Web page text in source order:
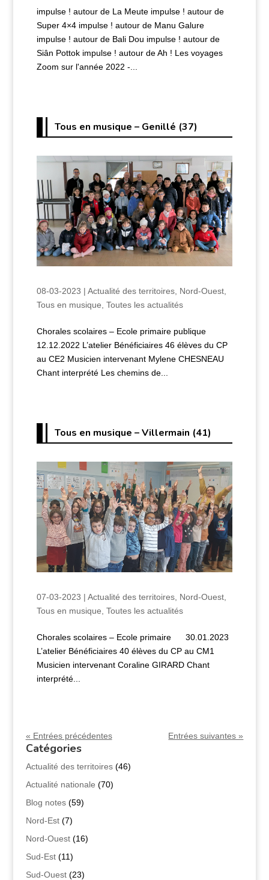
impulse ! autour de La Meute impulse ! autour de
Super 4×4 impulse ! autour de Manu Galure
impulse ! autour de Bali Dou impulse ! autour de
Siân Pottok impulse ! autour de Ah ! Les voyages
Zoom sur l'année 2022 -...
Tous en musique – Genillé (37)
08-03-2023 | Actualité des territoires, Nord-Ouest,
Tous en musique Toutes les actualités
Chorales scolaires – Ecole primaire publique
12.12.2022 L’atelier Bénéficiaires 46 élèves du CP
au CE2 Musicien intervenant Mylene CHESNEAU
Chant interprété Les chemins de...
Tous en musique – Villermain (41)
07-03-2023 | Actualité des territoires, Nord-Ouest,
Tous en musique Toutes les actualités
Chorales scolaires – Ecole primaire 30.01.2023
L’atelier Bénéficiaires 40 élèves du CP au CM1
Musicien intervenant Coraline GIRARD Chant
interprété...
« Entrées précédentes Entrées suivantes »
Catégories
Actualité des territoires(46)
Actualité nationale (70)
Blog notes(59)
Nord-Est(7)
Nord-Ouest(16)
Sud-Est(11)
Sud-Ouest(23)